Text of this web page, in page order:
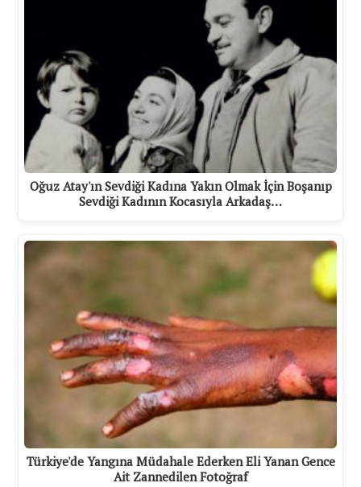
Oğuz Atay'ın Sevdiği Kadına Yakın Olmak İçin Boşanıp
Sevdiği Kadının Kocasıyla Arkadaş…
Türkiye'de Yangına Müdahale Ederken Eli Yanan Gence
Ait Zannedilen Fotoğraf